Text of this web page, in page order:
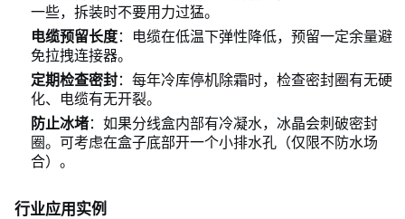
一些，拆装时不要用力过猛。
电缆预留长度：电缆在低温下弹性降低，预留一定余量避
免拉拽连接器。
定期检查密封：每年冷库停机除霜时，检查密封圈有无硬
化、电缆有无开裂。
防止冰堵：如果分线盒内部有冷凝水，冰晶会刺破密封
圈。可考虑在盒子底部开一个小排水孔（仅限不防水场
合）。
行业应用实例